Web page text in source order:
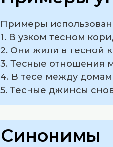
Примеры
1. В узком тесном
2. Они жили в тесной
3. Тесные отношения
4. В тесе между
5. Тесные джинсы
Синонимы